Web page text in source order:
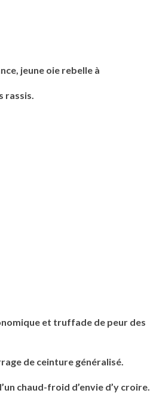
jeune oie rebelle à
rassis.
et truffade de peur des
de ceinture généralisé.
chaud-froid d’envie d’y croire.